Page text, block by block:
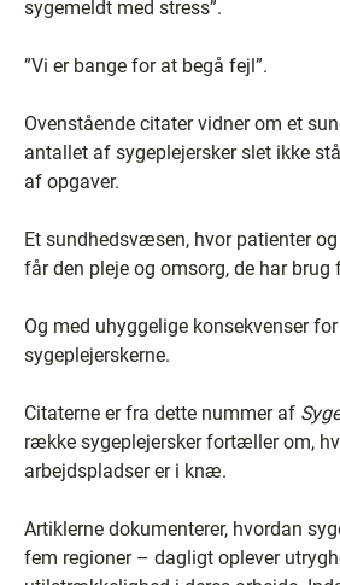
sygemeldt med stress”.
”Vi er bange for at begå fejl”.
Ovenstående citater vidner om et
antallet af sygeplejersker slet ikke
af opgaver.
Et sundhedsvæsen, hvor patienter
får den pleje og omsorg, de har brug
Og med uhyggelige konsekvenser
sygeplejerskerne.
Citaterne er fra dette nummer af
række sygeplejersker fortæller om,
arbejdspladser er i knæ.
Artiklerne dokumenterer, hvordan
fem regioner – dagligt oplever